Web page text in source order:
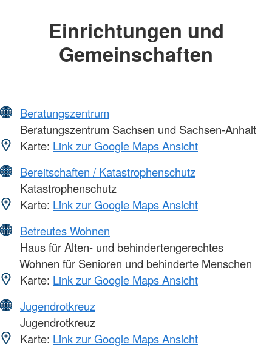
Einrichtungen und
Gemeinschaften
Beratungszentrum
Beratungszentrum Sachsen und Sachsen-Anhalt
Karte: Link zur Google Maps Ansicht
Bereitschaften / Katastrophenschutz
Katastrophenschutz
Karte: Link zur Google Maps Ansicht
Betreutes Wohnen
Haus für Alten- und behindertengerechtes
Wohnen für Senioren und behinderte Menschen
Karte: Link zur Google Maps Ansicht
Jugendrotkreuz
Jugendrotkreuz
Karte: Link zur Google Maps Ansicht